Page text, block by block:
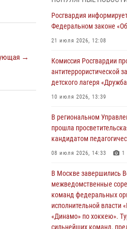
→
Генерал-полковник Юрий
смыслов»
03 августа 2026, 17:21
03 августа 2026, 14:10
Росгвардейцы
обеспечении
02 августа 2026, 13:28
За минувшие сутки
выезжали два раза на
31 июля 2026, 13:53
Росгвардия
Федеральном законе
21 июля 2026, 12:08
Комиссия Росгвардии
антитеррористической
детского лагеря
10 июля 2026, 13:39
В региональном
прошла
кандидатом
08 июля 2026, 14:33 1
В Москве завершились
межведомственные
команд федеральных
исполнительной власти
«Динамо» по хоккею».
сильнейших команд,